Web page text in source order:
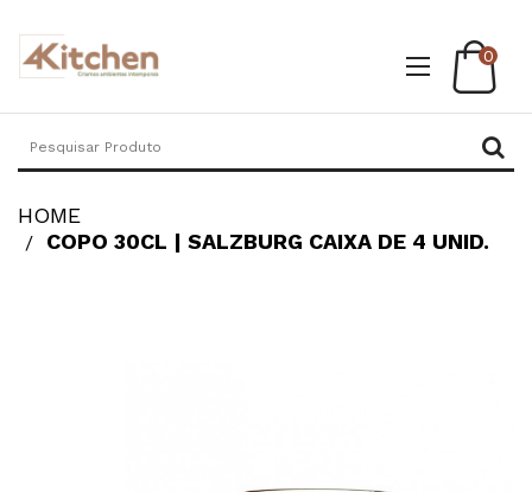
0
HOME
COPO 30CL | SALZBURG CAIXA DE 4 UNID.